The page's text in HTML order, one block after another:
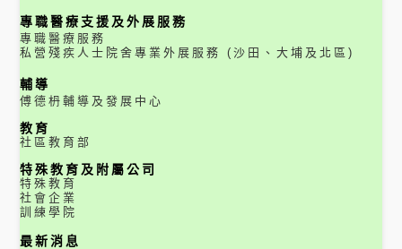
專職醫療支援及外展服務
專職醫療服務
私營殘疾人士院舍專業外展服務 (沙田、大埔及北區)
輔導
傅德枬輔導及發展中心
教育
社區教育部
特殊教育及附屬公司
特殊教育
社會企業
訓練學院
最新消息